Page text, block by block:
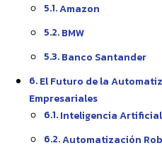
Amazon
BMW
Banco Santander
El Futuro de la
Empresariales
Inteligencia Artificial
Automatización